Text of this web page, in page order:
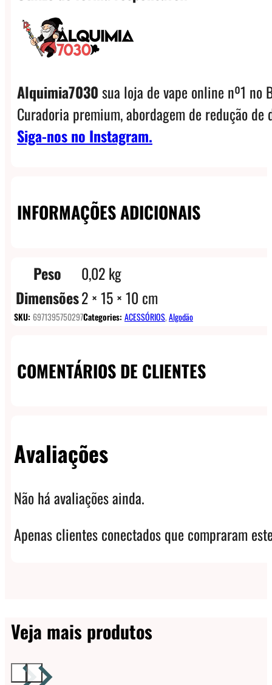
Alquimia7030sua loja de vape online nº1 no
Curadoria premium, abordagem de redução
Siga-nos no Instagram.
INFORMAÇÕES ADICIONAIS
Peso
0,02 kg
Dimensões2 × 15 × 10 cm
SKU: 6971395750297Categories: ACESSÓRIOS,Algodão
COMENTÁRIOS DE CLIENTES
Avaliações
Não há avaliações ainda.
Apenas clientes conectados que compraram
Veja mais produtos